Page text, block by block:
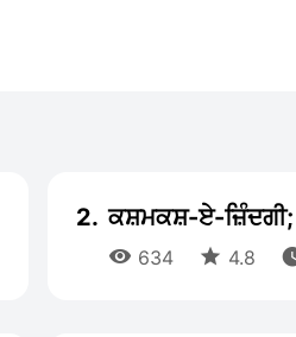
2. ਕਸ਼ਮਕਸ਼-ਏ-
 634  4.8